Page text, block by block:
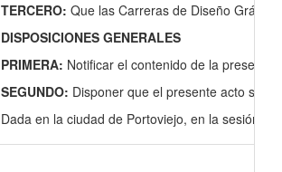
TERCERO: Que las Carreras de Diseño
DISPOSICIONES GENERALES
PRIMERA: Notificar el contenido de la presente
SEGUNDO: Disponer que el presente acto
Dada en la ciudad de Portoviejo, en la sesión